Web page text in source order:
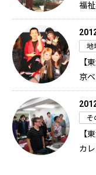
福
地
【
京
そ
【
カ